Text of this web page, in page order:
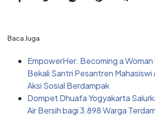
Baca Juga
EmpowerHer: Becoming a
Bekali Santri Pesantren Mahasiswi
Aksi Sosial Berdampak
Dompet Dhuafa Yogyakarta
Air Bersih bagi 3.898 Warga